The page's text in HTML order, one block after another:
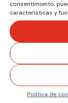
consentimiento,
características y
Política de